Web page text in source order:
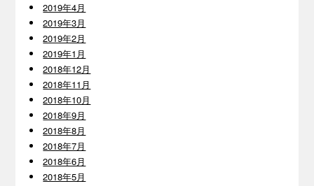
2019年4月
2019年3月
2019年2月
2019年1月
2018年12月
2018年11月
2018年10月
2018年9月
2018年8月
2018年7月
2018年6月
2018年5月